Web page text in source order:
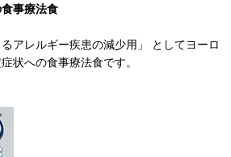
事療法食
るアレルギー疾患の減少用」 としてヨーロ
状への食事療法食です。